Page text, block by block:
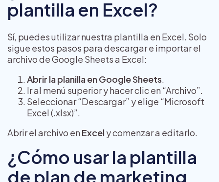
plantilla en Excel?
Sí, puedes utilizar nuestra plantilla en Excel. Solo
sigue estos pasos para descargar e importar el
archivo de Google Sheets a Excel:
Abrir la planilla en Google Sheets.
Ir al menú superior y hacer clic en “Archivo”.
Seleccionar “Descargar” y elige “Microsoft
Excel (.xlsx)”.
Abrir el archivo enExcel y comenzar a editarlo.
¿Cómo usar la plantilla
de plan de marketing